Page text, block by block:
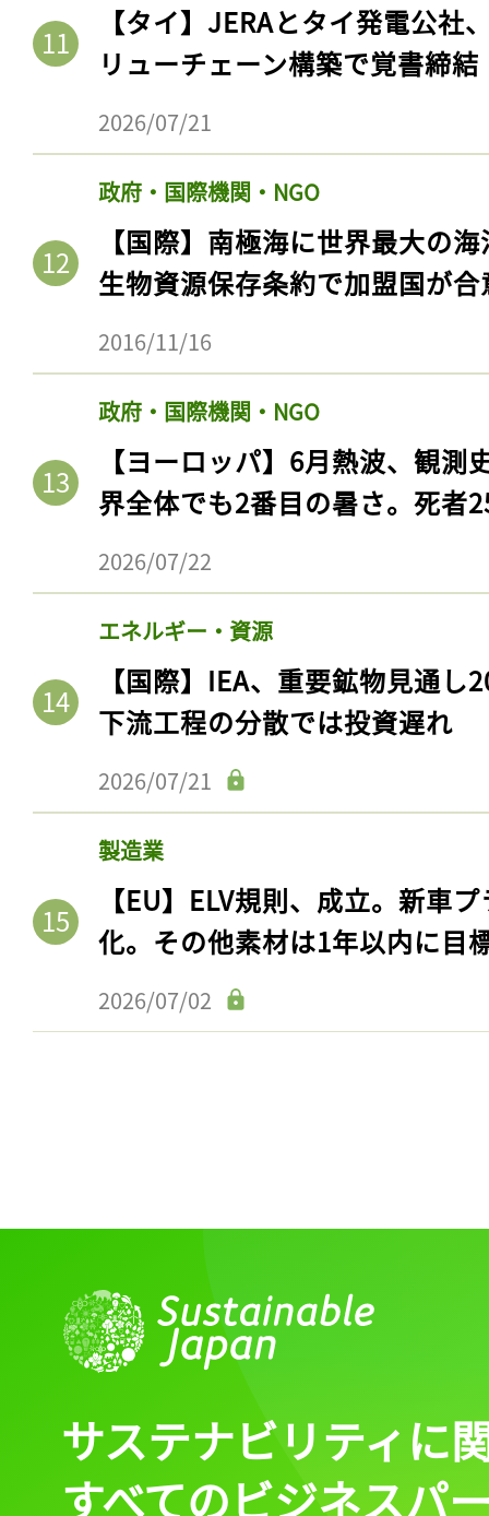
【タイ】JERAとタイ発電公社
リューチェーン構築で覚書締結
2026/07/21
政府・国際機関・NGO
【国際】南極海に世界最大の
生物資源保存条約で加盟国が合
2016/11/16
政府・国際機関・NGO
【ヨーロッパ】6月熱波、観
界全体でも2番目の暑さ。死者
2026/07/22
エネルギー・資源
【国際】IEA、重要鉱物見通
下流工程の分散では投資遅れ
2026/07/21
製造業
【EU】ELV規則、成立。新車
化。その他素材は1年以内に目
2026/07/02
サステナビリティに
すべてのビジネスパ